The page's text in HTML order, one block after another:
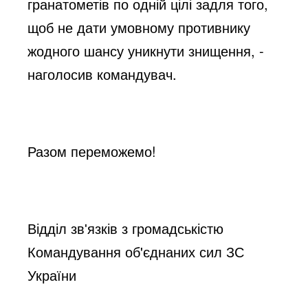
щоб не дати умовному противнику
жодного шансу уникнути знищення, -
наголосив командувач.
Разом переможемо!
Відділ звʹязків з громадськістю
Командування об'єднаних сил ЗС
України